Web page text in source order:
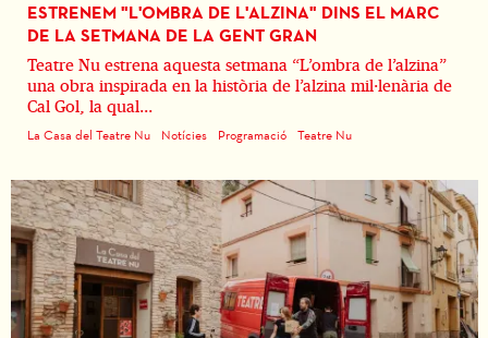
ESTRENEM "L'OMBRA DE L'ALZINA" DINS EL MARC
DE LA SETMANA DE LA GENT GRAN
Teatre Nu estrena aquesta setmana “L’ombra de l’alzina”
una obra inspirada en la història de l’alzina mil·lenària de
Cal Gol, la qual...
La Casa del Teatre Nu Notícies Programació Teatre Nu